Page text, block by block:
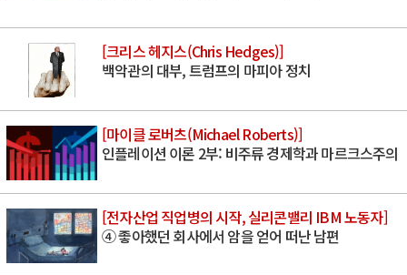
[크리스 헤지스(Chris Hedges)]
백악관의 대부, 트럼프의 마피아 정치
[마이클 로버츠(Michael Roberts)]
인플레이션 이론 2부: 비주류 경제학과 마르크스주의
[전자산업 직업병의 시작, 실리콘밸리 IBM 노동자]
④ 좋아했던 회사에서 암을 얻어 떠난 남편